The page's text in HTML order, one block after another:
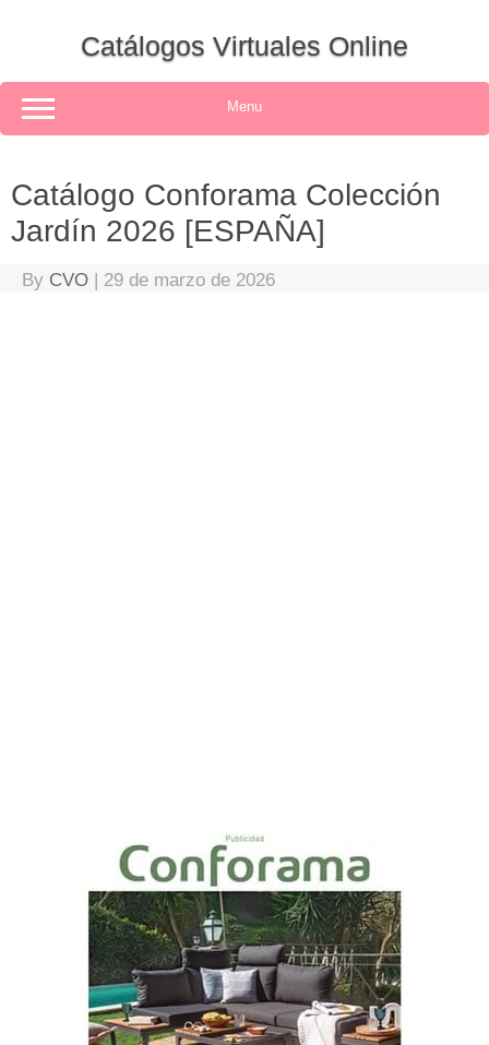
Catálogos Virtuales Online
Menu
Catálogo Conforama Colección
Jardín 2026 [ESPAÑA]
By CVO | 29 de marzo de 2026